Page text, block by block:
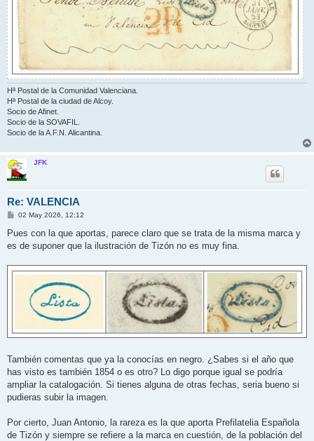
Hª Postal de la Comunidad Valenciana.
Hª Postal de la ciudad de Alcoy.
Socio de Afinet.
Socio de la SOVAFIL.
Socio de la A.F.N. Alicantina.
JFK
Re: VALENCIA
M
n
a
e
02 May 2026, 12:12
Pues con la que aportas, parece claro que se trata de la misma marca y
es de suponer que la ilustración de Tizón no es muy fina.
También comentas que ya la conocías en negro. ¿Sabes si el año que
has visto es también 1854 o es otro? Lo digo porque igual se podría
ampliar la catalogación. Si tienes alguna de otras fechas, seria bueno si
pudieras subir la imagen.
Por cierto, Juan Antonio, la rareza es la que aporta Prefilatelia Española
de Tizón y siempre se refiere a la marca en cuestión, de la población del